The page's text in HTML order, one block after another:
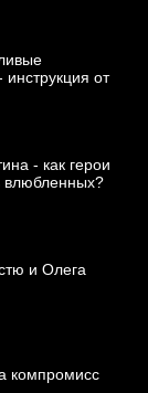
от
- как герои
влюбленных?
и Олега
компромисс